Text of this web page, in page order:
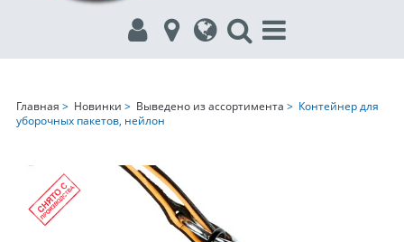
Главная > Новинки > Выведено из ассортимента > Контейнер для
уборочных пакетов, нейлон